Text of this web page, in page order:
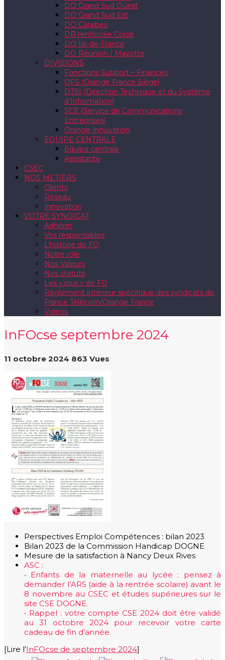
DO Grand Sud Ouest
DO Grand Sud Est
DO Caraïbes
DR renforcée Corse
DO Ile-de-France
DO Réunion / Mayotte
DIVISIONS
Fonctions Support – Finances
OFS (Orange France Siège)
DTSI (Direction Technique et du Système
d’Information)
SCE (Service de Communications
Entreprises)
Orange Innovation
EQUIPE CENTRALE
Equipe centrale
Assistante
CSEC
NOS METIERS
Clients
Réseau
Innovation
VOTRE SYNDICAT
Adhérer
Vos responsables
L’histoire de FO
Notre rôle
Nos Valeurs
Nos statuts
Les « plus » de FO
Règlement intérieur spécifique des syndicats de
France Télécom/Orange France
Vidéos
InFOcse septembre 2024
11 octobre 2024 863 Vues
Perspectives Emploi Compétences : bilan 2023
Bilan 2023 de la Commission Handicap DOGNE
Mesure de la satisfaction à Nancy Deux Rives
ASC :
• Enfants de la maternelle au lycée : pensez à
demander l’ARS (aide à la rentrée scolaire) avant le
8 novembre au CSEC et études supérieures sur le
site CSE DOGNE.
• Rappel : votre compte CSE 2024 doit être validé
au 31 octobre 2024 pour recevoir votre carte
cadeau de fin d’année.
[Lire l’InFOcse de septembre 2024]